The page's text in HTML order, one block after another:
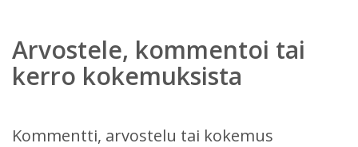
Arvostele, kommentoi tai
kerro kokemuksista
Kommentti, arvostelu tai kokemus